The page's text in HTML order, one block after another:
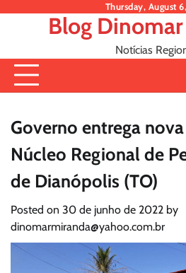
Thursday, August
Blog
Notícias
Governo entrega
Núcleo Regional de
de Dianópolis (TO)
Posted on 30 de junho de 2022 by
dinomarmiranda@yahoo.com.br